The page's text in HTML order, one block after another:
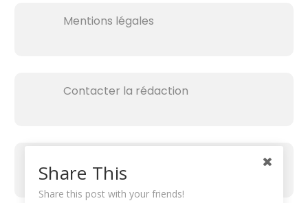
Mentions légales
Contacter la rédaction
Share This
Share this post with your friends!